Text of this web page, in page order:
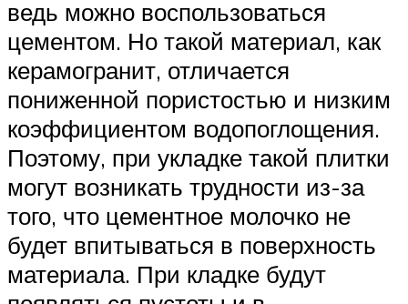
ведь можно воспользоваться
цементом. Но такой материал, как
керамогранит, отличается
пониженной пористостью и низким
коэффициентом водопоглощения.
Поэтому, при укладке такой плитки
могут возникать трудности из-за
того, что цементное молочко не
будет впитываться в поверхность
материала. При кладке будут